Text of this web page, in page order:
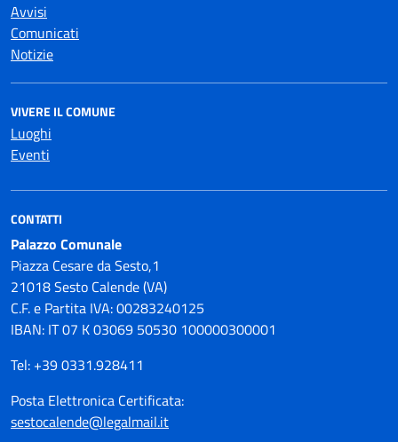
Avvisi
Comunicati
Notizie
VIVERE IL COMUNE
Luoghi
Eventi
CONTATTI
Palazzo Comunale
Piazza Cesare da Sesto,1
21018 Sesto Calende (VA)
C.F. e Partita IVA: 00283240125
IBAN: IT 07 K 03069 50530 100000300001
Tel: +39 0331.928411
Posta Elettronica Certificata:
sestocalende@legalmail.it